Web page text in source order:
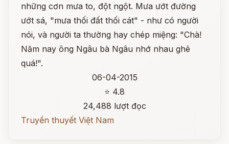
những cơn mưa to, đột ngột. Mưa ướt đường
ướt sá, "mưa thối đất thối cát" - như có người
nói, và người ta thường hay chép miệng: "Chà!
Năm nay ông Ngâu bà Ngâu nhớ nhau ghê
quá!".
06-04-2015
⭐ 4.8
24,488 lượt đọc
Truyền thuyết Việt Nam